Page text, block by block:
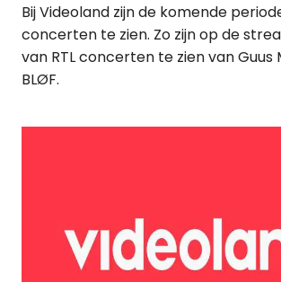
Bij Videoland zijn de komende
concerten te zien. Zo zijn op de
van RTL concerten te zien van Guus
BLØF.